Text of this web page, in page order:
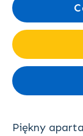
Piękny